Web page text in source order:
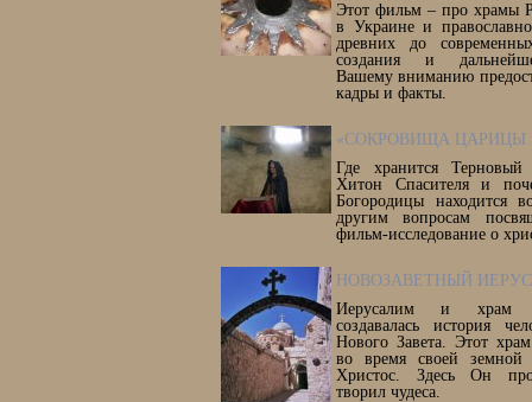
Этот фильм – про храмы
в Украине и
древних до
создания и
Вашему вниманию
кадры и факты.
«СОКРОВИЩА ЦАРИЦЫ
Где хранится
Хитон Спасителя и
Богородицы находится
другим вопросам
фильм-исследование о
НОВОЗАВЕТНЫЙ
Иерусалим и храм
создавалась история
Нового Завета. Этот
во время своей
Христос. Здесь Он
творил чудеса.